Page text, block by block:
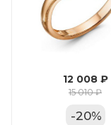
12 008 ₽
15 010 ₽
-20%
Вес
Дельта
Цвет золота
КРАС